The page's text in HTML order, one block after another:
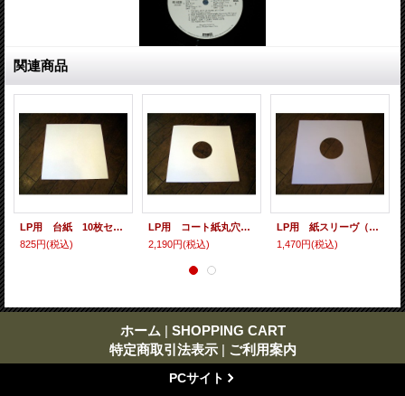
関連商品
LP用 台紙 10枚セット
825円(税込)
LP用 コート紙丸穴ジャケ 10枚セット
2,190円(税込)
LP用 紙スリーヴ（レギュラー 四角の角） 10枚セット
1,470円(税込)
ホーム | SHOPPING CART
特定商取引法表示 | ご利用案内
PCサイト